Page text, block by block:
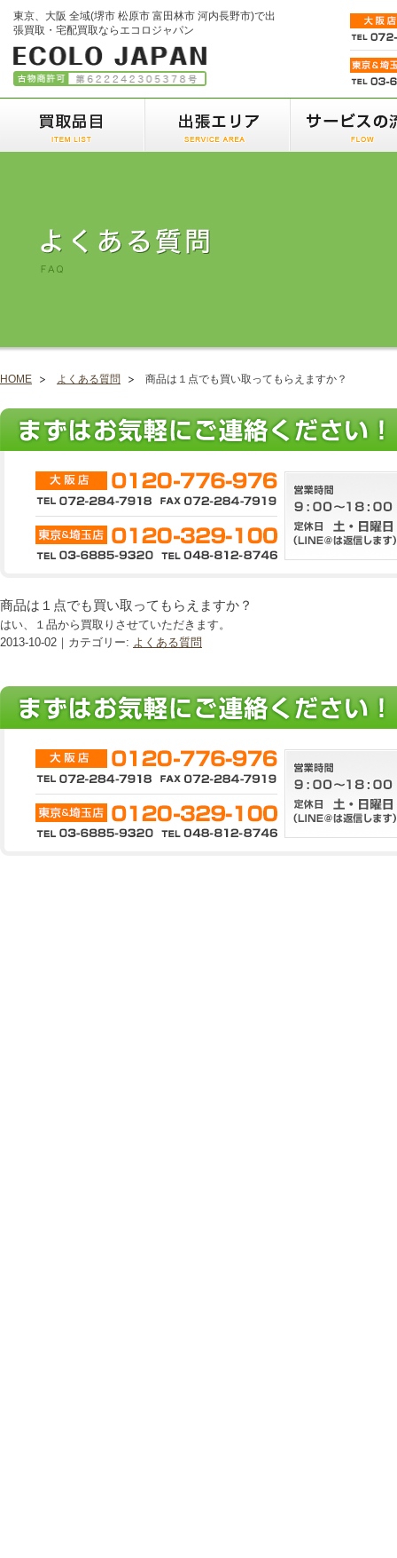
東京、大阪 全域(堺市 松原市 富田林市 河内長野市)で出
張買取・宅配買取ならエコロジャパン
HOME よくある質問 商品は１点でも買い取ってもらえますか？
商品は１点でも買い取ってもらえますか？
はい、１品から買取りさせていただきます。
2013-10-02｜カテゴリー: よくある質問